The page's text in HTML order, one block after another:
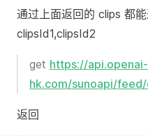
通过上面返回的 clips 都
clipsId1,clipsId2
get https://api.openai-
hk.com/sunoapi/
返回